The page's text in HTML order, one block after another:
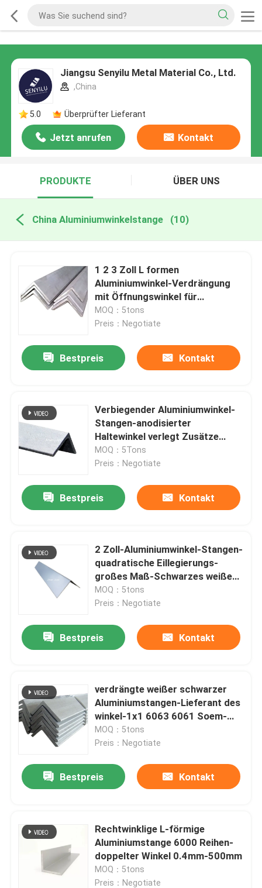
Jiangsu Senyilu Metal Material Co., Ltd.
,China
5.0 Überprüfter Lieferant
Jetzt anrufen Kontakt
PRODUKTE ÜBER UNS
China Aluminiumwinkelstange (10)
1 2 3 Zoll L formen
Aluminiumwinkel-Verdrängung
mit Öffnungswinkel für
geführten Lichtstrahl
MOQ：5tons
Preis：Negotiate
Bestpreis Kontakt
Verbiegender Aluminiumwinkel-
Stangen-anodisierter
Haltewinkel verlegt Zusätze
5083 6061 T6
MOQ：5Tons
Preis：Negotiate
Bestpreis Kontakt
2 Zoll-Aluminiumwinkel-Stangen-
quadratische Eillegierungs-
großes Maß-Schwarzes weißes
1x1
MOQ：5tons
Preis：Negotiate
Bestpreis Kontakt
verdrängte weißer schwarzer
Aluminiumstangen-Lieferant des
winkel-1x1 6063 6061 Soem-
Fabriken
MOQ：5tons
Preis：Negotiate
Bestpreis Kontakt
Rechtwinklige L-förmige
Aluminiumstange 6000 Reihen-
doppelter Winkel 0.4mm-500mm
MOQ：5tons
Preis：Negotiate